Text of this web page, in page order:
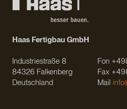
Haas Fertigbau GmbH
Industriestraße 8
84326 Falkenberg
Deutschland
Fon
Fax
Mail